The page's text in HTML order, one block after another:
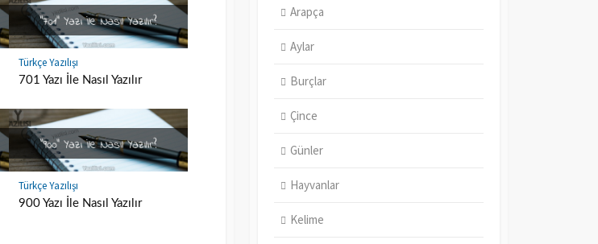
Türkçe Yazılışı
701 Yazı İle Nasıl Yazılır
Türkçe Yazılışı
900 Yazı İle Nasıl Yazılır
Arapça
Aylar
Burçlar
Çince
Günler
Hayvanlar
Kelime